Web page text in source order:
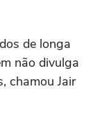
de longa
não divulga
chamou Jair